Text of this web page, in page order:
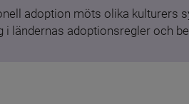
adoption möts olika kulturers
i ländernas adoptionsregler och